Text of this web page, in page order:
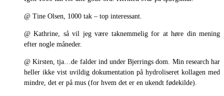
@ Tine Olsen, 1000 tak – top interessant.
@ Kathrine, så vil jeg være taknemmelig for at høre din mening
efter nogle måneder.
@ Kirsten, tja…de falder ind under Bjerrings dom. Min research har
heller ikke vist uvildig dokumentation på hydroliseret kollagen med
mindre, det er på mus (for hvem det er en ukendt fødekilde).